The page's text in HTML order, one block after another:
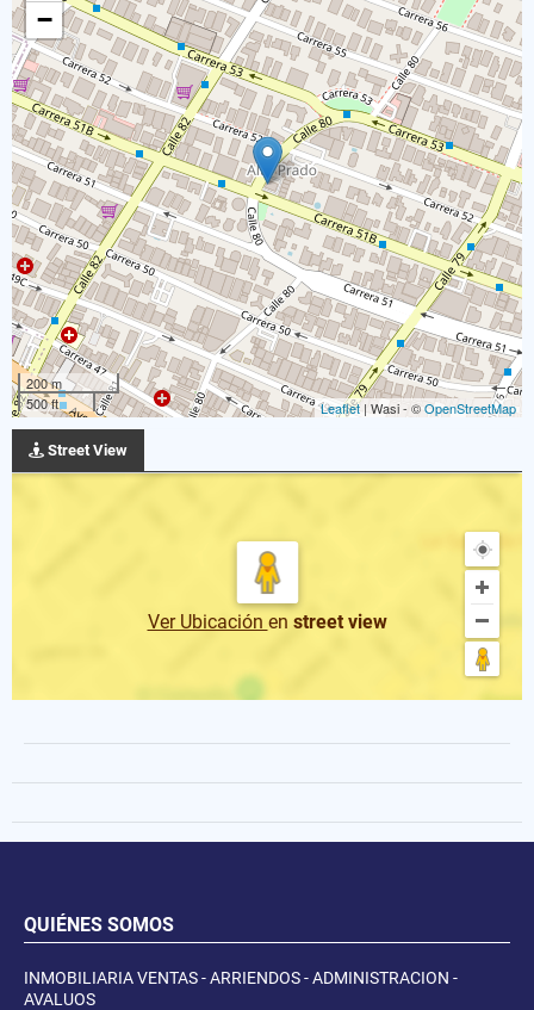
−
200 m
500 ft
Leaflet| Wasi - ©OpenStreetMap
Street View
Ver Ubicación en street view
QUIÉNES SOMOS
INMOBILIARIA VENTAS - ARRIENDOS - ADMINISTRACION -
AVALUOS